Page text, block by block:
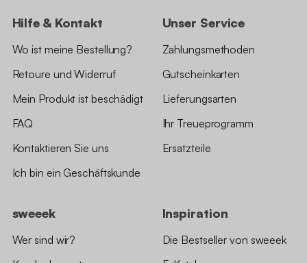
Hilfe & Kontakt
Wo ist meine Bestellung?
Retoure und Widerruf
Mein Produkt ist beschädigt
FAQ
Kontaktieren Sie uns
Ich bin ein Geschäftskunde
Unser Service
Zahlungsmethoden
Gutscheinkarten
Lieferungsarten
Ihr Treueprogramm
Ersatzteile
sweeek
Wer sind wir?
Inspiration
Die Bestseller von sweeek